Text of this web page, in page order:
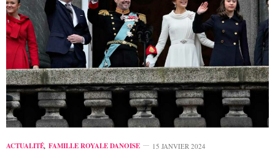
ACTUALITÉ, FAMILLE ROYALE DANOISE 15 JANVIER 2024